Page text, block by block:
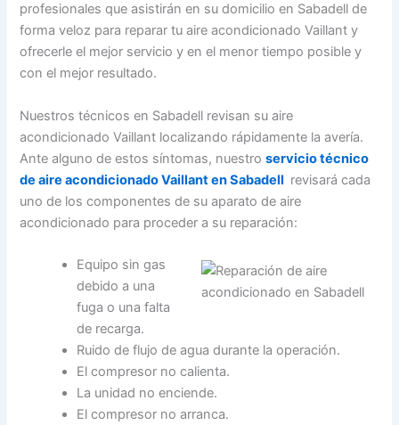
profesionales que asistirán en su domicilio en Sabadell de
forma veloz para reparar tu aire acondicionado Vaillant y
ofrecerle el mejor servicio y en el menor tiempo posible y
con el mejor resultado.
Nuestros técnicos en Sabadell revisan su aire
acondicionado Vaillant localizando rápidamente la avería.
Ante alguno de estos síntomas, nuestroservicio técnico
de aire acondicionado Vaillant en Sabadell revisará cada
uno de los componentes de su aparato de aire
acondicionado para proceder a su reparación:
Equipo sin gas
debido a una
fuga o una falta
de recarga.
Ruido de flujo de agua durante la operación.
El compresor no calienta.
La unidad no enciende.
El compresor no arranca.